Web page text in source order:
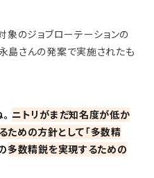
象のジョブローテーションの
島さんの発案で実施されたも
ニトリがまだ知名度が低か
ための方針として「多数精
多数精鋭を実現するための